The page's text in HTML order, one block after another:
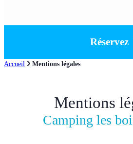
Réservez
Accueil Mentions légales
Mentions
Camping les